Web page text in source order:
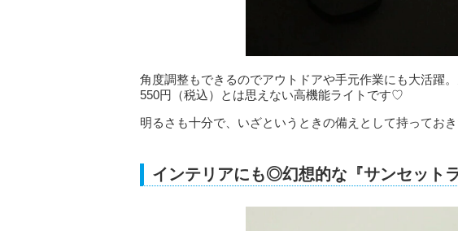
角度調整もできるのでアウトドアや手元作業にも大活躍
550円（税込）とは思えない高機能ライトです♡
明るさも十分で、いざというときの備えとして持っておき
インテリアにも◎幻想的な『サンセットラ